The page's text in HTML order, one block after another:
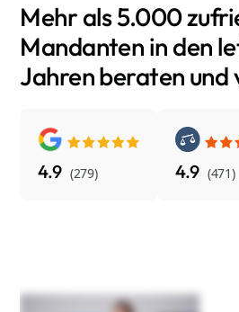
Mehr als 5.000
Mandanten in den
Jahren beraten
4.9 (279) 4.9 (471)